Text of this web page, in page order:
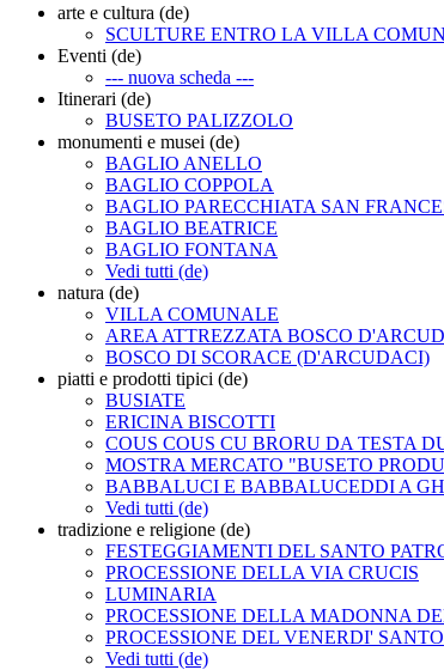
arte e cultura (de)
SCULTURE ENTRO LA VILLA
Eventi (de)
--- nuova scheda ---
Itinerari (de)
BUSETO PALIZZOLO
monumenti e musei (de)
BAGLIO ANELLO
BAGLIO COPPOLA
BAGLIO PARECCHIATA SAN
BAGLIO BEATRICE
BAGLIO FONTANA
Vedi tutti (de)
natura (de)
VILLA COMUNALE
AREA ATTREZZATA BOSCO
BOSCO DI SCORACE (D'ARCUDACI)
piatti e prodotti tipici (de)
BUSIATE
ERICINA BISCOTTI
COUS COUS CU BRORU DA TESTA
MOSTRA MERCATO "BUSETO
BABBALUCI E BABBALUCEDDI A
Vedi tutti (de)
tradizione e religione (de)
FESTEGGIAMENTI DEL SANTO
PROCESSIONE DELLA VIA CRUCIS
LUMINARIA
PROCESSIONE DELLA MADONNA
PROCESSIONE DEL VENERDI' SANTO
Vedi tutti (de)